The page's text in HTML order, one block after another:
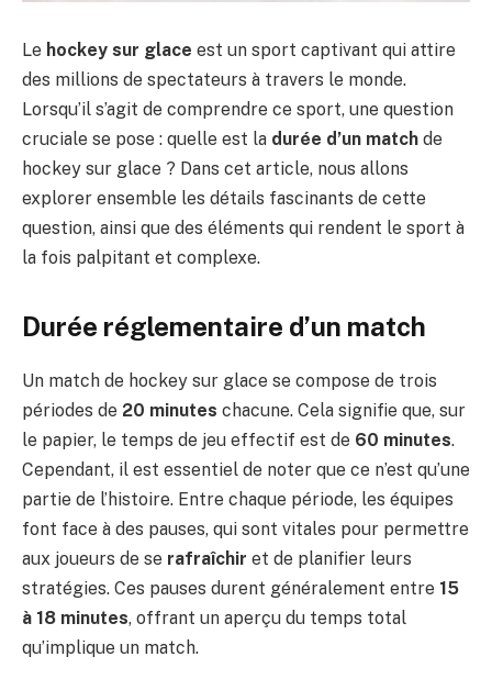
Le hockey sur glace est un sport captivant qui attire
des millions de spectateurs à travers le monde.
Lorsqu’il s’agit de comprendre ce sport, une question
cruciale se pose : quelle est la durée d’un match de
hockey sur glace ? Dans cet article, nous allons
explorer ensemble les détails fascinants de cette
question, ainsi que des éléments qui rendent le sport à
la fois palpitant et complexe.
Durée réglementaire d’un match
Un match de hockey sur glace se compose de trois
périodes de 20 minutes chacune. Cela signifie que, sur
le papier, le temps de jeu effectif est de 60 minutes.
Cependant, il est essentiel de noter que ce n’est qu’une
partie de l’histoire. Entre chaque période, les équipes
font face à des pauses, qui sont vitales pour permettre
aux joueurs de se rafraîchir et de planifier leurs
stratégies. Ces pauses durent généralement entre 15
à 18 minutes, offrant un aperçu du temps total
qu’implique un match.